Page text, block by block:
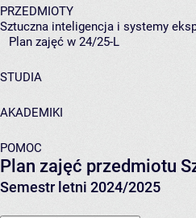
PRZEDMIOTY
Sztuczna inteligencja i systemy
Plan zajęć w 24/25-L
STUDIA
AKADEMIKI
POMOC
Plan zajęć przedmiotu
Semestr letni 2024/2025